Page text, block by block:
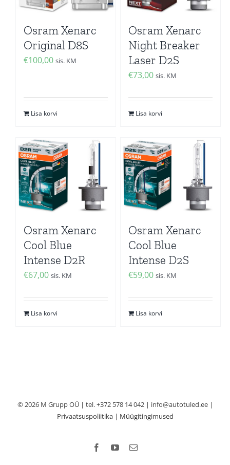
Osram Xenarc
Original D8S
€100,00 sis. KM
Lisa korvi
Osram Xenarc
Night Breaker
Laser D2S
€73,00 sis. KM
Lisa korvi
Osram Xenarc
Cool Blue
Intense D2R
€67,00 sis. KM
Lisa korvi
Osram Xenarc
Cool Blue
Intense D2S
€59,00 sis. KM
Lisa korvi
© 2026 M Grupp OÜ | tel. +372 578 14 042 | info@autotuled.ee |
Privaatsuspoliitika| Müügitingimused
FacebookYouTubeEmail